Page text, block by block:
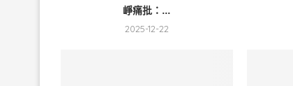
崢痛批：...
2025-12-22